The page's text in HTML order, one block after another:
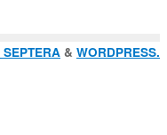
SEPTERA & WORDPRESS.